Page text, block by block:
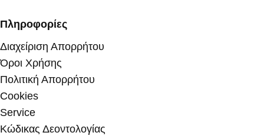
Πληροφορίες
Διαχείριση Απορρήτου
Όροι Χρήσης
Πολιτική Απορρήτου
Cookies
Service
Κώδικας Δεοντολογίας